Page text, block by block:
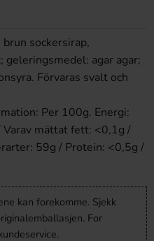
sockersirap,
agar agar;
Förvaras svalt och
Per 100g. Energi:
mättat fett: <0,1g /
59g / Protein: <0,5g /
kan forekomme. Sjekk
For